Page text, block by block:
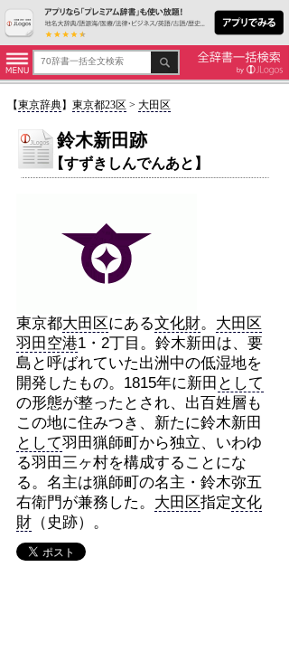
【東京辞典】 東京都23区 > 大田区
鈴木新田跡
【すずきしんでんあと】
東京都大田区にある文化財。 大田区
羽田空港1・2丁目。鈴木新田は、要
島と呼ばれていた出洲中の低湿地を
開発したもの。1815年に新田 として
の形態が整ったとされ、出百姓層も
この地に住みつき、新たに鈴木新田
として羽田猟師町から独立、いわゆ
る羽田三ヶ村を構成することにな
る。名主は猟師町の名主・鈴木弥五
右衛門が兼務した。 大田区指定文化
財（史跡）。